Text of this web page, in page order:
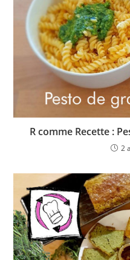
R comme Recette :
2